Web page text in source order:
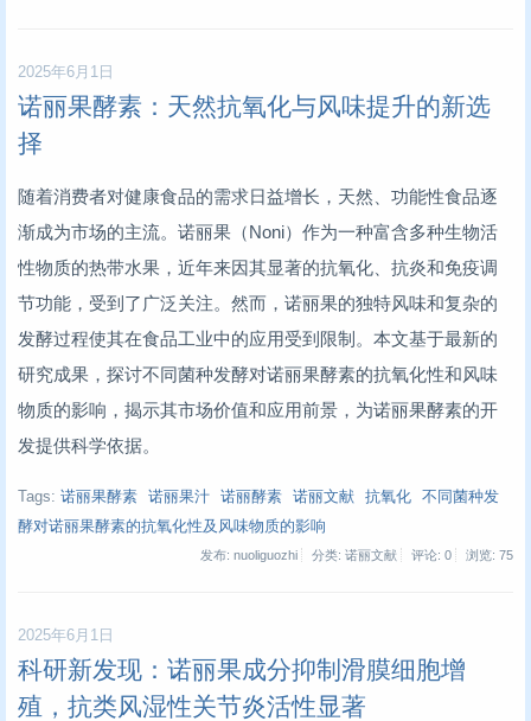
2025年6月1日
诺丽果酵素：天然抗氧化与风味提升的新选
择
随着消费者对健康食品的需求日益增长，天然、功能性食品逐
渐成为市场的主流。诺丽果（Noni）作为一种富含多种生物活
性物质的热带水果，近年来因其显著的抗氧化、抗炎和免疫调
节功能，受到了广泛关注。然而，诺丽果的独特风味和复杂的
发酵过程使其在食品工业中的应用受到限制。本文基于最新的
研究成果，探讨不同菌种发酵对诺丽果酵素的抗氧化性和风味
物质的影响，揭示其市场价值和应用前景，为诺丽果酵素的开
发提供科学依据。
Tags: 诺丽果酵素 诺丽果汁 诺丽酵素 诺丽文献 抗氧化
不同菌种发
酵对诺丽果酵素的抗氧化性及风味物质的影响
发布: nuoliguozhi 分类: 诺丽文献 评论: 0 浏览: 75
2025年6月1日
科研新发现：诺丽果成分抑制滑膜细胞增
殖，抗类风湿性关节炎活性显著